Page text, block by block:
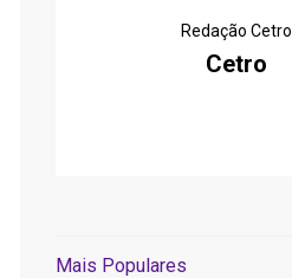
Redação Cetro
Cetro
Mais Populares